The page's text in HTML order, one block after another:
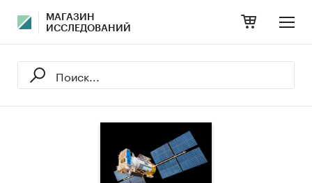
МАГАЗИН
ИССЛЕДОВАНИЙ